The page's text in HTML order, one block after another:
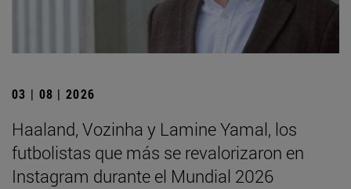
03 | 08 | 2026
Haaland, Vozinha y Lamine Yamal, los
futbolistas que más se revalorizaron en
Instagram durante el Mundial 2026